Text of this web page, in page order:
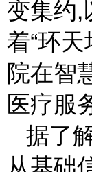
变集约,
着“环
院在智
医疗服
据了
从基础